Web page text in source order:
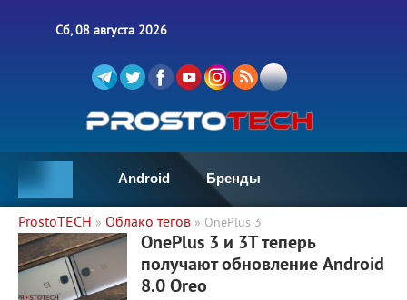
Сб, 08 августа 2026
Android Бренды
ProstoTECH » Облако тегов » OnePlus 3
6 724 0
OnePlus 3 и 3T теперь
получают обновление Android
8.0 Oreo